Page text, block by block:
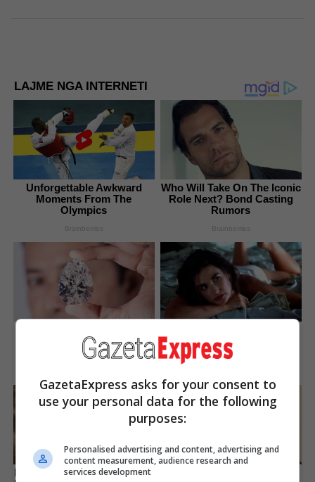
LAJME NGA INTERNETI
Unforgettable Awkward
Moments From The
Olympics
Brainberries
Who Will Take On The Iconic
Role Next? Bond Casting
Rumors
Brainberries
Things Forbidden By The
Bible
Movie Roles!
How They Made Little Simba
GazetaExpress asks for your consent to
use your personal data for the following
purposes:
Personalised advertising and content, advertising and
content measurement, audience research and
services development